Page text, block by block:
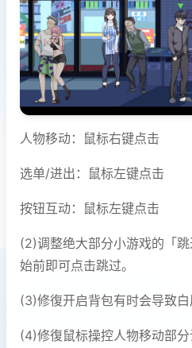
人物移动：鼠标右键点击
选单/进出：鼠标左键点击
按钮互动：鼠标左键点击
(2)调整绝大部分小游戏的「
始前即可点击跳过。
(3)修復开启背包有时会导致白
(4)修復鼠标操控人物移动部